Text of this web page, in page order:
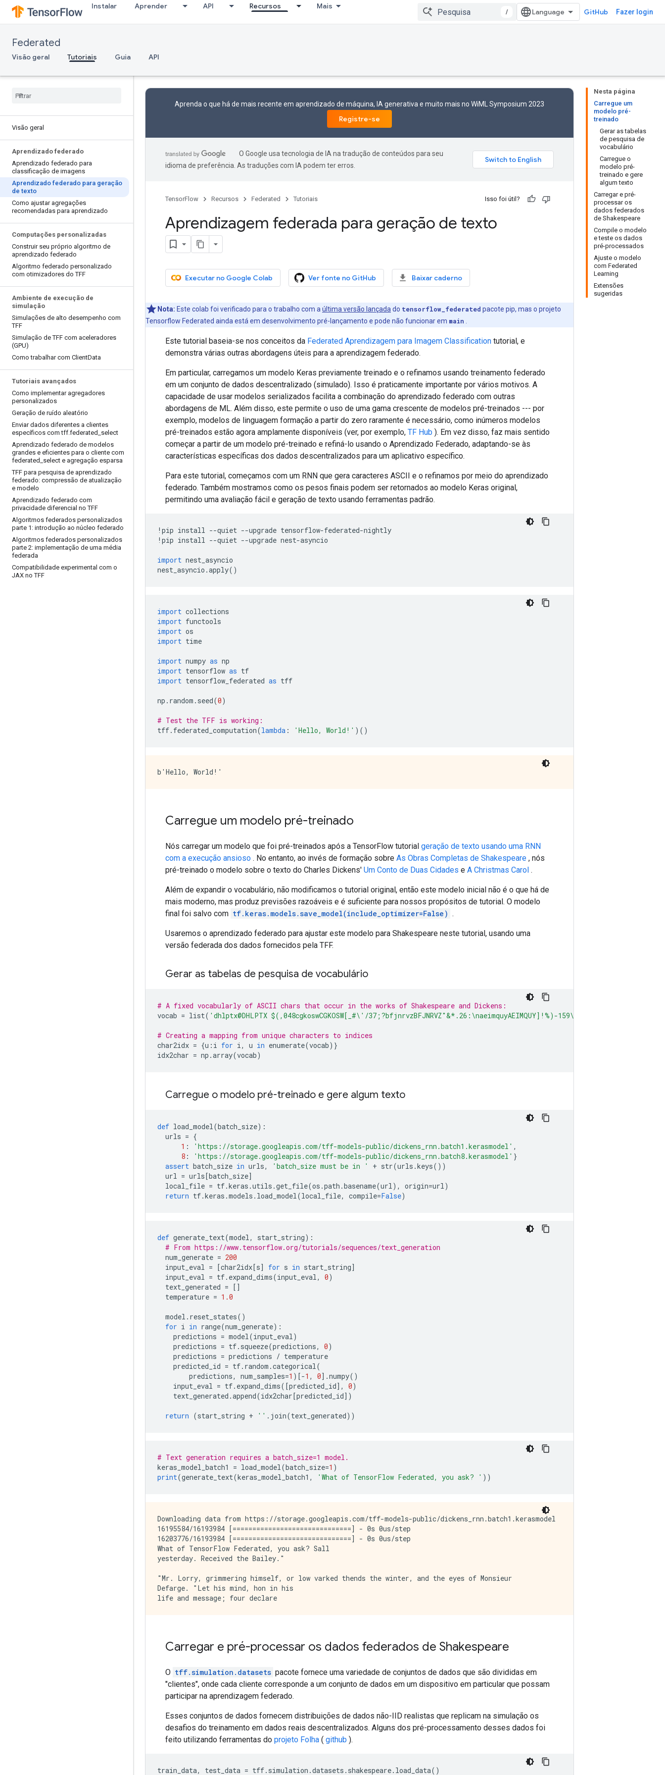
Instalar Aprender API Recursos Mais
/ GitHub Fazer login
Federated
Visão geral Tutoriais Guia API
Visão geral
Aprendizado federado
Aprendizado federado para
classificação de imagens
Aprendizado federado para geração
de texto
Como ajustar agregações
recomendadas para aprendizado
Computações personalizadas
Construir seu próprio algoritmo de
aprendizado federado
Algoritmo federado personalizado
com otimizadores do TFF
Ambiente de execução de
simulação
Simulações de alto desempenho com
TFF
Simulação de TFF com aceleradores
(GPU)
Como trabalhar com ClientData
Tutoriais avançados
Como implementar agregadores
personalizados
Geração de ruído aleatório
Enviar dados diferentes a clientes
específicos com tff.federated select
Aprendizado federado de modelos
grandes e eficientes para o cliente com
federated select e agregação esparsa
TFF para pesquisa de aprendizado
federado: compressão de atualização
e modelo
Aprendizado federado com
privacidade diferencial no TFF
Algoritmos federados personalizados
parte 1: introdução ao núcleo federado
Algoritmos federados personalizados
parte 2: implementação de uma média
federada
Compatibilidade experimental com o
JAX no TFF
Nesta página
Carregue um
modelo pré-
treinado
Gerar as tabelas
de pesquisa de
vocabulário
Carregue o
modelo pré-
treinado e gere
algum texto
Carregar e pré-
processar os
dados federados
de Shakespeare
Compile o modelo
e teste os dados
pré-processados
Ajuste o modelo
com Federated
Learning
Extensões
sugeridas
Aprenda o que há de mais recente em aprendizado de máquina, IA generativa e muito mais no WiML Symposium 2023
Registre-se
O Google usa tecnologia de IA na tradução de conteúdos para seu
idioma de preferência. As traduções com IA podem ter erros.
TensorFlow Recursos Federated Tutoriais Isso foi útil?
Aprendizagem federada para geração de texto
Executar no Google Colab Ver fonte no GitHub Baixar caderno
Nota: Este colab foi verificado para o trabalho com a última versão lançada do tensorflow_federated pacote pip, mas o projeto
Tensorflow Federated ainda está em desenvolvimento pré-lançamento e pode não funcionar em main
Este tutorial baseia-se nos conceitos da Federated Aprendizagem para Imagem Classification tutorial, e
demonstra várias outras abordagens úteis para a aprendizagem federado.
Em particular, carregamos um modelo Keras previamente treinado e o refinamos usando treinamento federado
em um conjunto de dados descentralizado (simulado). Isso é praticamente importante por vários motivos. A
capacidade de usar modelos serializados facilita a combinação do aprendizado federado com outras
abordagens de ML. Além disso, este permite o uso de uma gama crescente de modelos pré-treinados --- por
exemplo, modelos de linguagem formação a partir do zero raramente é necessário, como inúmeros modelos
pré-treinados estão agora amplamente disponíveis (ver, por exemplo, TF Hub ). Em vez disso, faz mais sentido
começar a partir de um modelo pré-treinado e refiná-lo usando o Aprendizado Federado, adaptando-se às
características específicas dos dados descentralizados para um aplicativo específico.
Para este tutorial, começamos com um RNN que gera caracteres ASCII e o refinamos por meio do aprendizado
federado. Também mostramos como os pesos finais podem ser retornados ao modelo Keras original,
permitindo uma avaliação fácil e geração de texto usando ferramentas padrão.
! pip install --quiet --upgrade tensorflow-federated-nightly
! pip install --quiet --upgrade nest-asyncio
import nest_asyncio
nest_asyncio .apply()
import collections
import functools
import os
import time
import numpy as np
import tensorflow as tf
import tensorflow_federated as tff
np . random . seed(0)
# Test the TFF is working:
tff. federated_computation(lambda : 'Hello, World!' )()
Carregue um modelo pré-treinado
Nós carregar um modelo que foi pré-treinados após a TensorFlow tutorial geração de texto usando uma RNN
com a execução ansioso . No entanto, ao invés de formação sobre As Obras Completas de Shakespeare , nós
pré-treinado o modelo sobre o texto do Charles Dickens' Um Conto de Duas Cidades e A Christmas Carol .
Além de expandir o vocabulário, não modificamos o tutorial original, então este modelo inicial não é o que há de
mais moderno, mas produz previsões razoáveis ​​e é suficiente para nossos propósitos de tutorial. O modelo
final foi salvo com tf.keras.models.save_model(include_optimizer=False) .
Usaremos o aprendizado federado para ajustar este modelo para Shakespeare neste tutorial, usando uma
versão federada dos dados fornecidos pela TFF.
Gerar as tabelas de pesquisa de vocabulário
# A fixed vocabularly of ASCII chars that occur in the works of Shakespeare and Dickens:
vocab = list( 'dhlptx@DHLPTX $(,048cgkoswCGKOSW[_#\'/37;?bfjnrvzBFJNRVZ"&*.26:\naeimquyAEIMQUY]!%)-159\r'
# Creating a mapping from unique characters to indices
char2idx = {u : i for i, u in enumerate(vocab)}
idx2char = np .array(vocab)
Carregue o modelo pré-treinado e gere algum texto
def load_model(batch_size):
urls = {
1 : 'https://storage.googleapis.com/tff-models-public/dickens_rnn.batch1.kerasmodel' ,
8 : 'https://storage.googleapis.com/tff-models-public/dickens_rnn.batch8.kerasmodel' }
assert batch_size in urls, 'batch_size must be in ' + str(urls .keys())
url = urls[batch_size]
local_file = tf.keras .utils .get_file(os .path .basename(url), origin=url)
return tf.keras .models . load_model(local_file, compile=False)
def generate_text(model, start_string):
# From https://www.tensorflow.org/tutorials/sequences/text_generation
num_generate = 200
input_eval = [char2idx[s] for s in start_string]
input_eval = tf. expand_dims(input_eval, 0)
text_generated = []
temperature = 1.0
model . reset_states()
for i in range(num_generate):
predictions = model(input_eval)
predictions = tf. squeeze(predictions, 0)
predictions = predictions / temperature
predicted_id = tf. random .categorical(
predictions, num_samples=1 )[-1 , 0].numpy()
input_eval = tf. expand_dims([predicted_id], 0)
text_generated .append(idx2char[predicted_id])
return (start_string + '' . join(text_generated))
# Text generation requires a batch_size=1 model.
keras_model_batch1 = load_model(batch_size=1 )
print(generate_text(keras_model_batch1 , 'What of TensorFlow Federated, you ask? ' ))
Downloading data from https://storage.googleapis.com/tff-models-public/dickens_rnn.batch1.kerasmodel
16195584/16193984 [==============================] - 0s 0us/step
16203776/16193984 [==============================] - 0s 0us/step
What of TensorFlow Federated, you ask? Sall
yesterday. Received the Bailey."
"Mr. Lorry, grimmering himself, or low varked thends the winter, and the eyes of Monsieur
Defarge. "Let his mind, hon in his
Carregar e pré-processar os dados federados de Shakespeare
O tff.simulation.datasets pacote fornece uma variedade de conjuntos de dados que são divididas em
"clientes", onde cada cliente corresponde a um conjunto de dados em um dispositivo em particular que possam
participar na aprendizagem federado.
Esses conjuntos de dados fornecem distribuições de dados não-IID realistas que replicam na simulação os
desafios do treinamento em dados reais descentralizados. Alguns dos pré-processamento desses dados foi
feito utilizando ferramentas do projeto Folha ( github ).
train_data, test_data = tff. simulation .datasets . shakespeare. load_data()